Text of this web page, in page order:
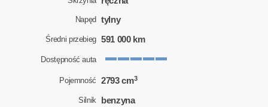
Napęd tylny
Średni przebieg 591 000 km
Dostępność auta
Pojemność 2793 cm3
Silnik benzyna